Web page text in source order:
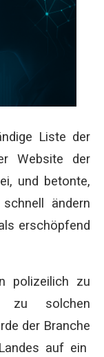
Liste der
Website der
und betonte,
ändern
erschöpfend
polizeilich zu
zu solchen
der Branche
auf ein